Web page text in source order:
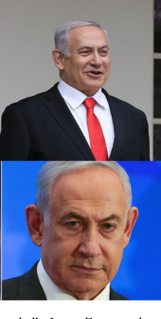
كما أوقفت عدة شركات طيران
إسرائيل ولبنان والأردن
في المنطقة، بعد مقتل رئيس
طهران، ومقتل مسؤول عسكري
على بيروت أواخر تموز الماضي.
وأعلنت شركة لوفتهانزا
جميع رحلاتها إلى إسرائيل
العراق حتى يوم الاثنين المقبل
وفي نيسان الماضي أغلقت
ساعات، بسبب الهجوم المكثف
الذي شنته إيران على إسرائيل،
إيراني كبير في فيلق القدس.
وتسود حالة من التوترات
اغتيال القائد العسكري البارز